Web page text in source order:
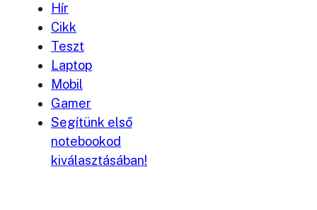
Hír
Cikk
Teszt
Laptop
Mobil
Gamer
Segítünk első
notebookod
kiválasztásában!